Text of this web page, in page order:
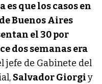
que los casos en
Buenos Aires
el 30 por
dos semanas era
jefe de Gabinete del
Salvador Giorgiy